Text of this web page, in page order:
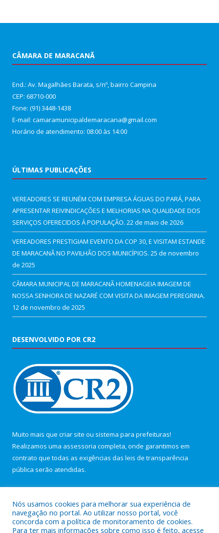
CÂMARA DE MARACANÃ
End.: Av. Magalhães Barata, s/nº, bairro Campina
CEP: 68710-000
Fone: (91) 3448-1438
E-mail: camaramunicipaldemaracana@gmail.com
Horário de atendimento: 08:00 às 14:00
ÚLTIMAS PUBLICAÇÕES
VEREADORES SE REUNÉM COM EMPRESA ÁGUAS DO PARÁ, PARA
APRESENTAR REIVINDICAÇÕES E MELHORIAS NA QUALIDADE DOS
SERVIÇOS OFERECIDOS Á POPULAÇÃO. 22 de maio de 2026
VEREADORES PRESTIGIAM EVENTO DA COP 30, E VISITAM ESTANDE
DE MARACANÃ NO PAVILHÃO DOS MUNICÍPIOS. 25 de novembro
de 2025
CÂMARA MUNICIPAL DE MARACANÃ HOMENAGEIA IMAGEM DE
NOSSA SENHORA DE NAZARÉ COM VISITA DA IMAGEM PEREGRINA.
12 de novembro de 2025
DESENVOLVIDO POR CR2
Muito mais que criar site ou sistema para prefeituras!
Realizamos uma assessoria completa, onde garantimos em
contrato que todas as exigências das leis de transparência
pública serão atendidas.
Nós usamos cookies para melhorar sua experiência de
navegação no portal. Ao utilizar nosso portal, você
concorda com a política de monitoramento de cookies.
Para ter mais informações sobre como isso é feito, acesse